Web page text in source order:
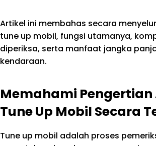
Artikel ini membahas secara
tune up mobil, fungsi utamanya,
diperiksa, serta manfaat jangka
kendaraan.
Memahami Pengertian
Tune Up Mobil Secara
Tune up mobil adalah proses